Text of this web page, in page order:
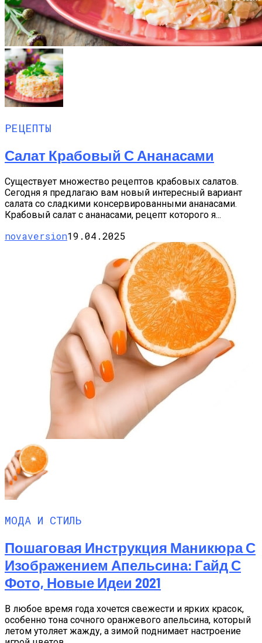
РЕЦЕПТЫ
Салат Крабовый С Ананасами
Существует множество рецептов крабовых салатов.
Сегодня я предлагаю вам новый интересный вариант
салата со сладкими консервированными ананасами.
Крабовый салат с ананасами, рецепт которого я...
novaversion19.04.2025
МОДА И СТИЛЬ
Пошаговая Инструкция Маникюра С
Изображением Апельсина: Гайд С
Фото, Новые Идеи 2021
В любое время года хочется свежести и ярких красок,
особенно тона сочного оранжевого апельсина, который
летом утоляет жажду, а зимой поднимает настроение